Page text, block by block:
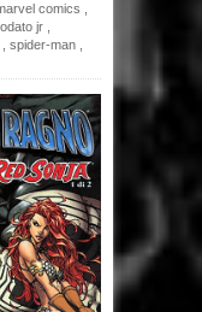
racconti
3405
a
comics ,
jr ,
, spider-man ,